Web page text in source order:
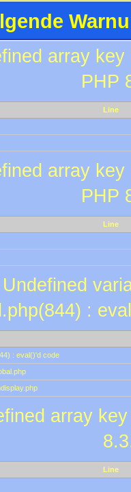
array
PHP
Line
array
PHP
Line
Undefined
:
: eval()'d code
array
Line